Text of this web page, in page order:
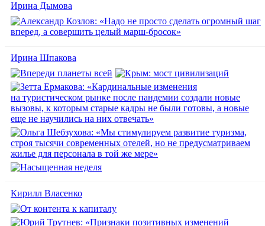
Ирина Дымова
Ирина Шпакова
Кирилл Власенко